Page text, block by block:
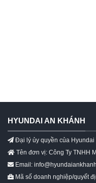
HYUNDAI AN KHÁNH
Đại lý ủy quyền của
Tên đơn vị: Công Ty TNHH
Email:
Mã số doanh nghiệp/quyết